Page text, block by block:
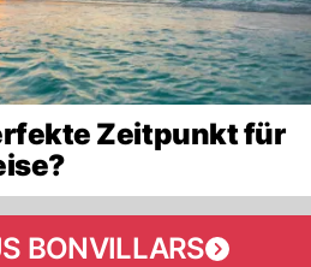
Zeitpunkt für
BONVILLARS